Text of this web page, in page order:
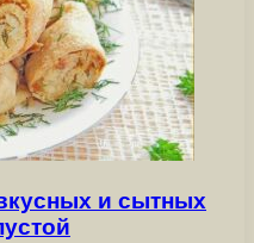
и сытных